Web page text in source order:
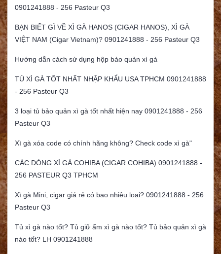
0901241888 - 256 Pasteur Q3
BẠN BIẾT GÌ VỀ XÌ GÀ HANOS (CIGAR HANOS), XÌ GÀ
VIỆT NAM (Cigar Vietnam)? 0901241888 - 256 Pasteur Q3
Hướng dẫn cách sử dụng hộp bảo quản xì gà
TỦ XÌ GÀ TỐT NHẤT NHẬP KHẨU USA TPHCM 0901241888
- 256 Pasteur Q3
3 loại tủ bảo quản xì gà tốt nhất hiện nay 0901241888 - 256
Pasteur Q3
Xì gà xóa code có chính hãng không? Check code xì gà"
CÁC DÒNG XÌ GÀ COHIBA (CIGAR COHIBA) 0901241888 -
256 PASTEUR Q3 TPHCM
Xì gà Mini, cigar giá rẻ có bao nhiêu loại? 0901241888 - 256
Pasteur Q3
Tủ xì gà nào tốt? Tủ giữ ẩm xì gà nào tốt? Tủ bảo quản xì gà
nào tốt? LH 0901241888